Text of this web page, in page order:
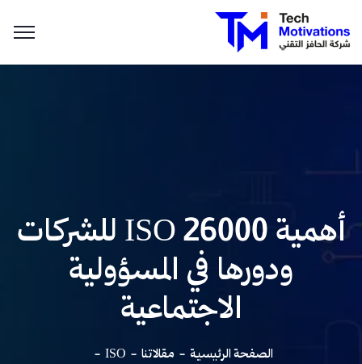
أهمية ISO 26000 للشركات
ودورها في المسؤولية
الاجتماعية
الصفحة الرئيسية مقالاتنا
ISO